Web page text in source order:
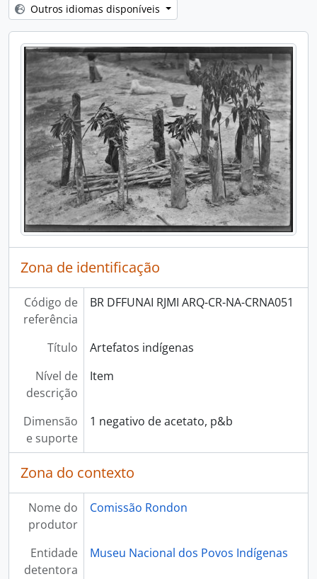
Outros idiomas disponíveis
Zona de identificação
Código de
referência
BR DFFUNAI RJMI ARQ-CR-NA-CRNA051
Título
Artefatos indígenas
Nível de
descrição
Item
Dimensão
e suporte
1 negativo de acetato, p&b
Zona do contexto
Nome do
produtor
Comissão Rondon
Entidade
detentora
Museu Nacional dos Povos Indígenas